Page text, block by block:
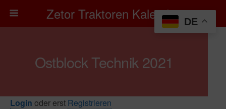
Zetor Traktoren Kalender
Ostblock Technik 2021
Login oder erst Registrieren
DE